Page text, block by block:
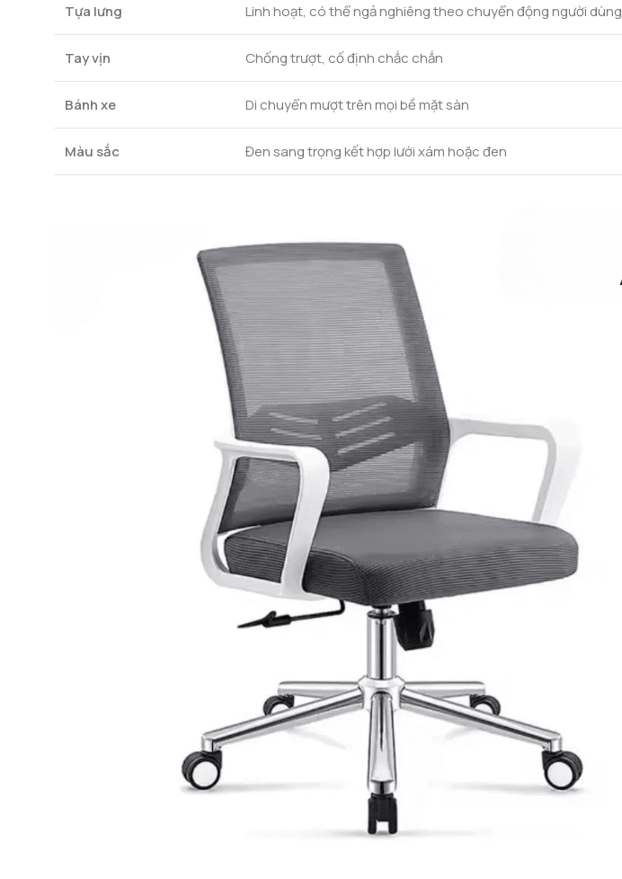
Tựa lưng Linh hoạt, có thể ngả nghiêng theo chuyển động người dùng
Tay vịn Chống trượt, cố định chắc chắn
Bánh xe Di chuyển mượt trên mọi bề mặt sàn
Màu sắc Đen sang trọng kết hợp lưới xám hoặc đen